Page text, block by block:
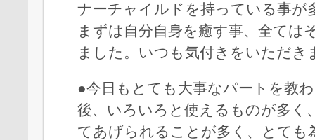
ナーチャイルドを持っている事が
まずは自分自身を癒す事、全ては
ました。いつも気付きをいただき
●今日もとても大事なパートを教
後、いろいろと使えるものが多く
てあげられることが多く、とても